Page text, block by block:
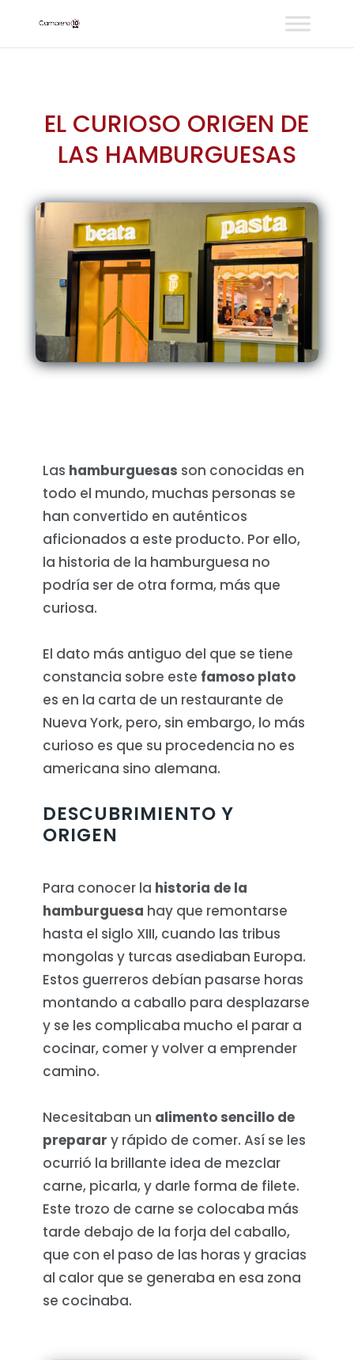
EL CURIOSO ORIGEN DE
LAS HAMBURGUESAS
Las hamburguesas son conocidas en
todo el mundo, muchas personas se
han convertido en auténticos
aficionados a este producto. Por ello,
la historia de la hamburguesa no
podría ser de otra forma, más que
curiosa.
El dato más antiguo del que se tiene
constancia sobre este famoso plato
es en la carta de un restaurante de
Nueva York, pero, sin embargo, lo más
curioso es que su procedencia no es
americana sino alemana.
DESCUBRIMIENTO Y
ORIGEN
Para conocer la historia de la
hamburguesa hay que remontarse
hasta el siglo XIII, cuando las tribus
mongolas y turcas asediaban Europa.
Estos guerreros debían pasarse horas
montando a caballo para desplazarse
y se les complicaba mucho el parar a
cocinar, comer y volver a emprender
camino.
Necesitaban un alimento sencillo de
preparar y rápido de comer. Así se les
ocurrió la brillante idea de mezclar
carne, picarla, y darle forma de filete.
Este trozo de carne se colocaba más
tarde debajo de la forja del caballo,
que con el paso de las horas y gracias
al calor que se generaba en esa zona
se cocinaba.